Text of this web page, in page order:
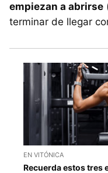
empiezan a abrirse
terminar de llegar
EN VITÓNICA
Recuerda estos tres